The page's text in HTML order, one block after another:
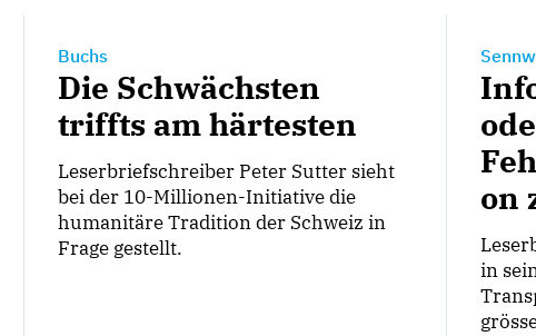
Buchs
Die Schwächsten
triffts am härtesten
Leserbriefschreiber Peter Sutter sieht
bei der 10-Millionen-Initiative die
humanitäre Tradition der Schweiz in
Frage gestellt.
on
in